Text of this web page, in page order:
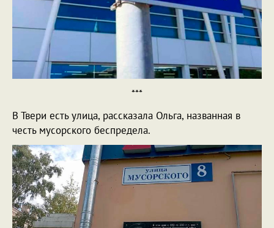
***
В Твери есть улица, рассказала Ольга, названная в
честь мусорского беспредела.